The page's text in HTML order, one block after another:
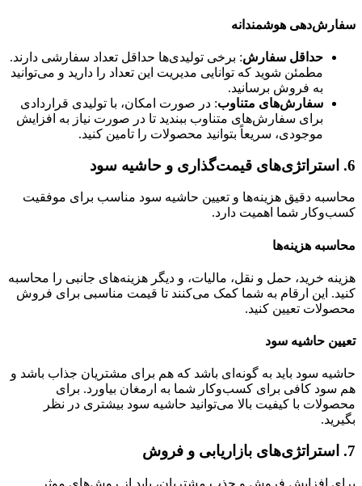
سفارش‌دهی هوشمندانه
حداقل سفارش: برخی تولیدی‌ها حداقل تعداد سفارشی دارند.
مطمئن شوید که توانایی مدیریت این تعداد را دارید و می‌توانید
به فروش برسانید.
سفارش‌های متناوب: در صورت امکان، با تولیدی قراردادی
برای سفارش‌های متناوب ببندید تا در صورت نیاز به افزایش
موجودی، سریعاً بتوانید محصولات را تامین کنید.
6. استراتژی‌های قیمت‌گذاری و حاشیه سود
محاسبه دقیق هزینه‌ها و تعیین حاشیه سود مناسب برای موفقیت
کسب‌وکار شما اهمیت دارد.
محاسبه هزینه‌ها
هزینه خرید، حمل و نقل، مالیات، و دیگر هزینه‌های جانبی را محاسبه
کنید. این ارقام به شما کمک می‌کنند تا قیمت مناسبی برای فروش
محصولات تعیین کنید.
تعیین حاشیه سود
حاشیه سود باید به گونه‌ای باشد که هم برای مشتریان جذاب باشد و
هم سود کافی برای کسب‌وکار شما به ارمغان بیاورد. برای
محصولات با کیفیت بالا می‌توانید حاشیه سود بیشتری در نظر
بگیرید.
7. استراتژی‌های بازاریابی و فروش
برای افزایش فروش و جذب مشتریان، باید از روش‌های موثر